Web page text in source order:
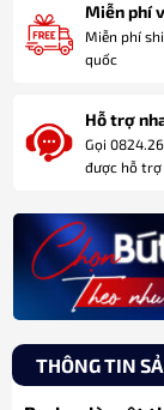
Miễn phí
Miễn phí
quốc
Hỗ trợ
Gọi
được hỗ trợ
THÔNG TIN